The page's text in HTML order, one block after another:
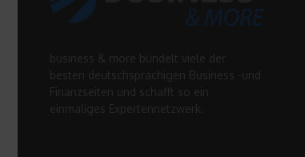
business & more bündelt viele der
besten deutschsprachigen Business -und
Finanzseiten und schafft so ein
einmaliges Expertennetzwerk.